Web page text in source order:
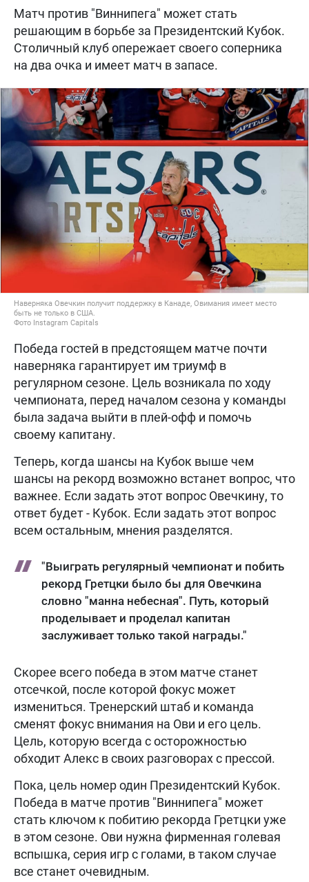
Матч против "Виннипега" может стать
решающим в борьбе за Президентский Кубок.
Столичный клуб опережает своего соперника
на два очка и имеет матч в запасе.
Наверняка Овечкин получит поддержку в Канаде, Овимания имеет место
быть не только в США.
Фото Instagram Capitals
Победа гостей в предстоящем матче почти
наверняка гарантирует им триумф в
регулярном сезоне. Цель возникала по ходу
чемпионата, перед началом сезона у команды
была задача выйти в плей-офф и помочь
своему капитану.
Теперь, когда шансы на Кубок выше чем
шансы на рекорд возможно встанет вопрос, что
важнее. Если задать этот вопрос Овечкину, то
ответ будет - Кубок. Если задать этот вопрос
всем остальным, мнения разделятся.
"Выиграть регулярный чемпионат и побить
рекорд Гретцки было бы для Овечкина
словно "манна небесная". Путь, который
проделывает и проделал капитан
заслуживает только такой награды."
Скорее всего победа в этом матче станет
отсечкой, после которой фокус может
измениться. Тренерский штаб и команда
сменят фокус внимания на Ови и его цель.
Цель, которую всегда с осторожностью
обходит Алекс в своих разговорах с прессой.
Пока, цель номер один Президентский Кубок.
Победа в матче против "Виннипега" может
стать ключом к побитию рекорда Гретцки уже
в этом сезоне. Ови нужна фирменная голевая
вспышка, серия игр с голами, в таком случае
все станет очевидным.